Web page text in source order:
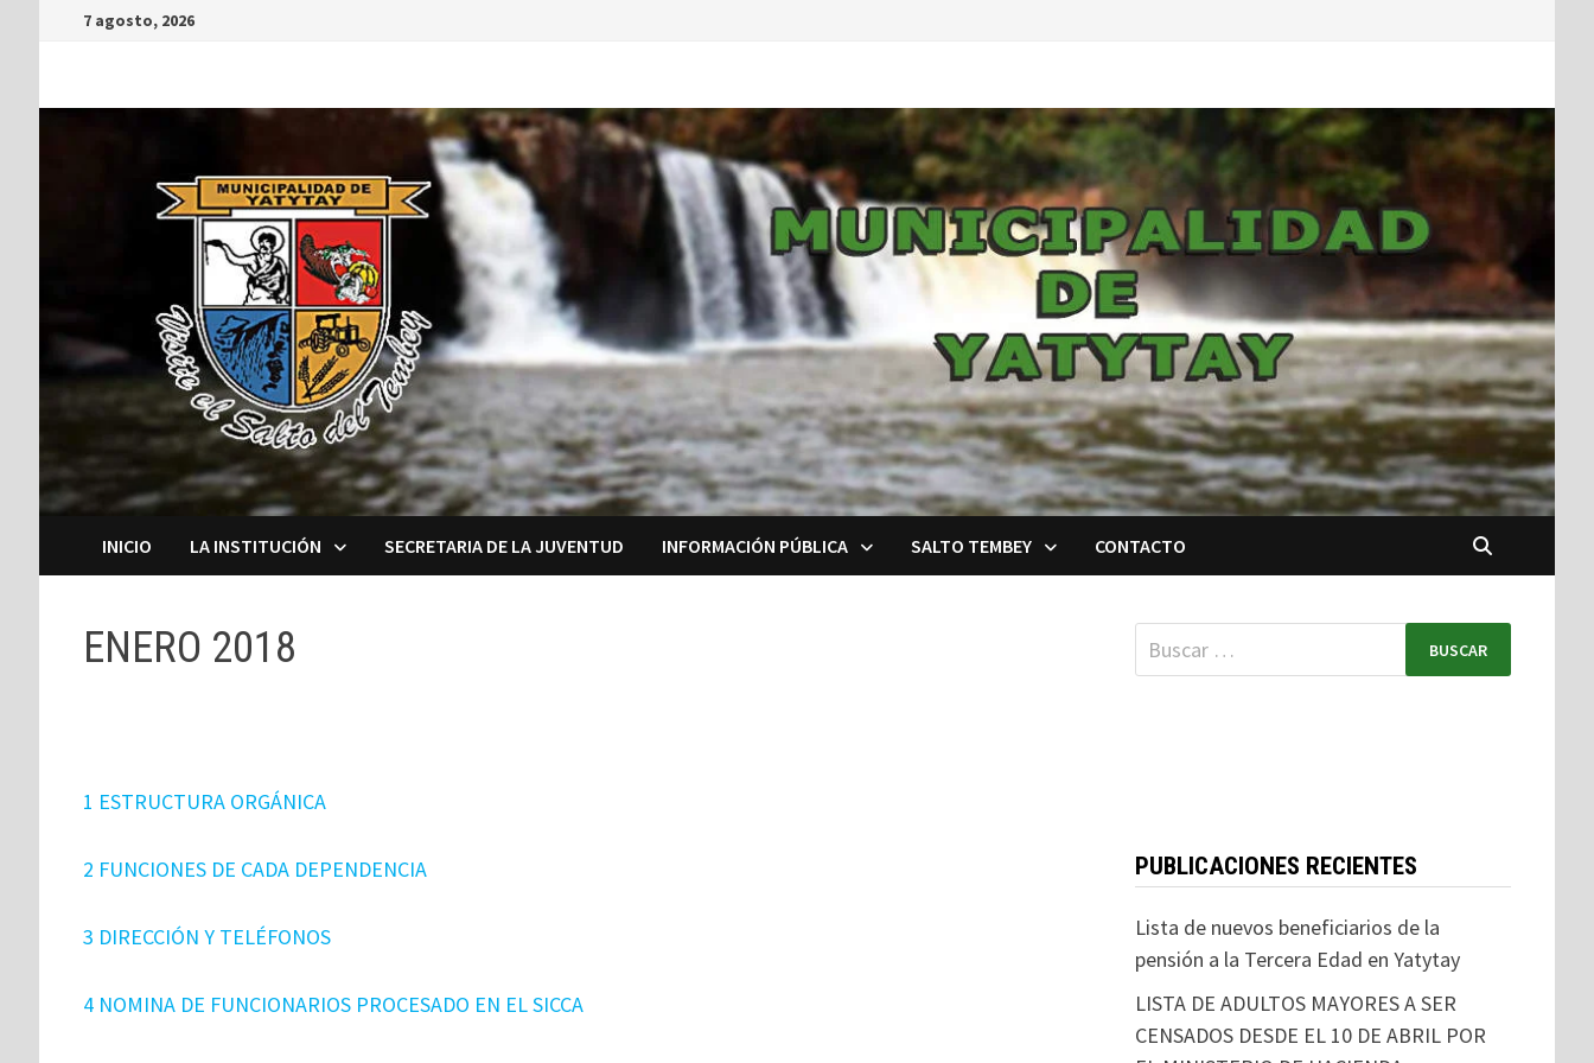
7 agosto, 2026
INICIO LA INSTITUCIÓN SECRETARIA DE LA JUVENTUD INFORMACIÓN PÚBLICA SALTO TEMBEY CONTACTO
ENERO 2018
1 ESTRUCTURA ORGÁNICA
2 FUNCIONES DE CADA DEPENDENCIA
3 DIRECCIÓN Y TELÉFONOS
4 NOMINA DE FUNCIONARIOS PROCESADO EN EL SICCA
PUBLICACIONES RECIENTES
Lista de nuevos beneficiarios de la
pensión a la Tercera Edad en Yatytay
LISTA DE ADULTOS MAYORES A SER
CENSADOS DESDE EL 10 DE ABRIL POR